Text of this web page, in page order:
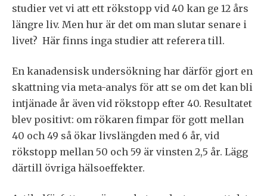
studier vet vi att ett rökstopp vid 40 kan ge 12 års
längre liv. Men hur är det om man slutar senare i
livet? Här finns inga studier att referera till.
En kanadensisk undersökning har därför gjort en
skattning via meta-analys för att se om det kan bli
intjänade år även vid rökstopp efter 40. Resultatet
blev positivt: om rökaren fimpar för gott mellan
40 och 49 så ökar livslängden med 6 år, vid
rökstopp mellan 50 och 59 är vinsten 2,5 år. Lägg
därtill övriga hälsoeffekter.